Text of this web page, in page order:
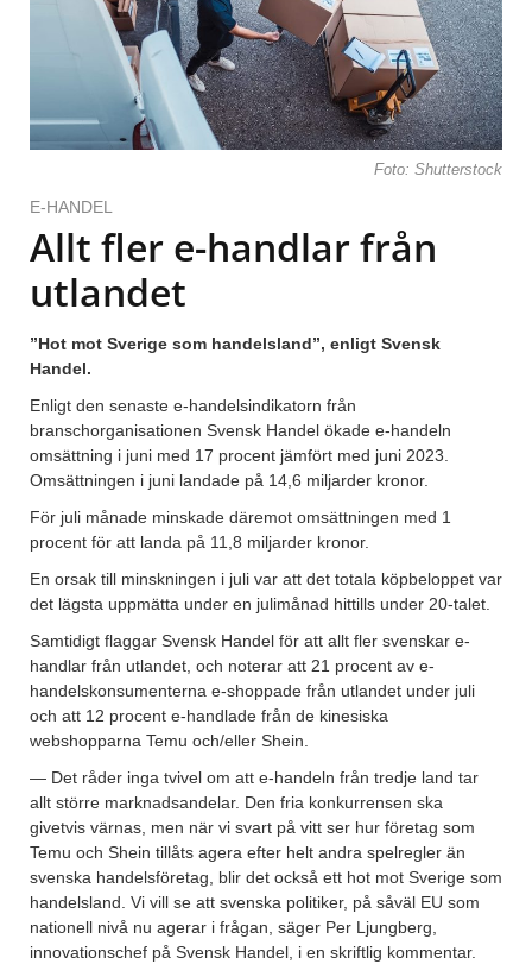
Foto: Shutterstock
E-HANDEL
Allt fler e-handlar från
utlandet
”Hot mot Sverige som handelsland”, enligt Svensk
Handel.
Enligt den senaste e-handelsindikatorn från
branschorganisationen Svensk Handel ökade e-handeln
omsättning i juni med 17 procent jämfört med juni 2023.
Omsättningen i juni landade på 14,6 miljarder kronor.
För juli månade minskade däremot omsättningen med 1
procent för att landa på 11,8 miljarder kronor.
En orsak till minskningen i juli var att det totala köpbeloppet var
det lägsta uppmätta under en julimånad hittills under 20-talet.
Samtidigt flaggar Svensk Handel för att allt fler svenskar e-
handlar från utlandet, och noterar att 21 procent av e-
handelskonsumenterna e-shoppade från utlandet under juli
och att 12 procent e-handlade från de kinesiska
webshopparna Temu och/eller Shein.
— Det råder inga tvivel om att e-handeln från tredje land tar
allt större marknadsandelar. Den fria konkurrensen ska
givetvis värnas, men när vi svart på vitt ser hur företag som
Temu och Shein tillåts agera efter helt andra spelregler än
svenska handelsföretag, blir det också ett hot mot Sverige som
handelsland. Vi vill se att svenska politiker, på såväl EU som
nationell nivå nu agerar i frågan, säger Per Ljungberg,
innovationschef på Svensk Handel, i en skriftlig kommentar.